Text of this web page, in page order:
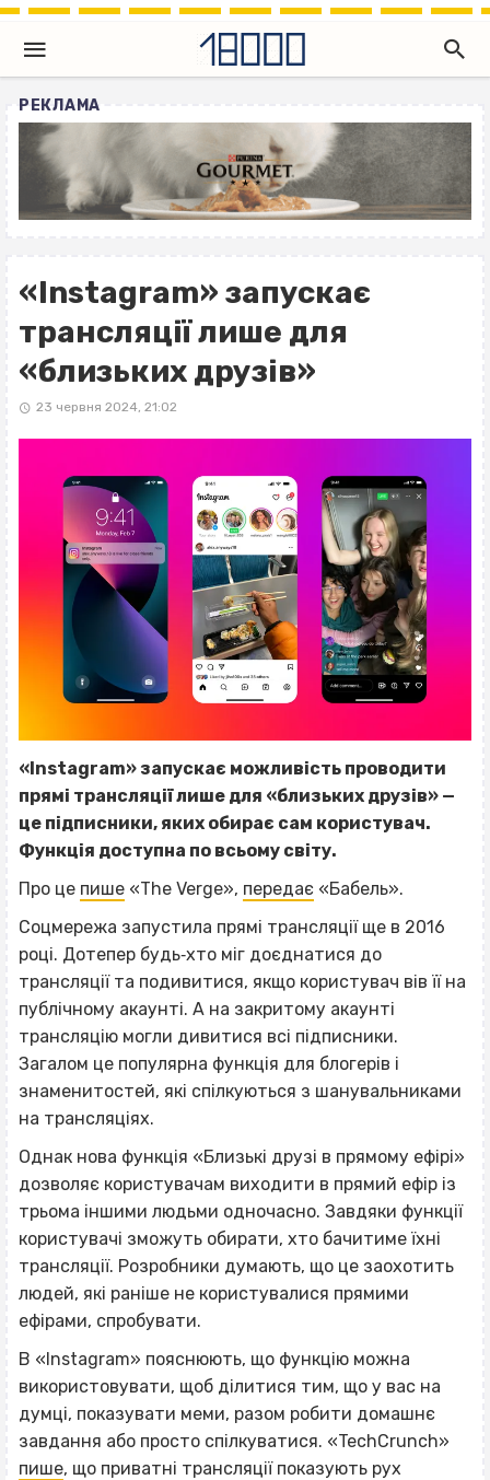
РЕКЛАМА
«Instagram» запускає
трансляції лише для
«близьких друзів»
23 червня 2024, 21:02
«Instagram» запускає можливість проводити
прямі трансляції лише для «близьких друзів» —
це підписники, яких обирає сам користувач.
Функція доступна по всьому світу.
Про це пише «The Verge», передає «Бабель».
Соцмережа запустила прямі трансляції ще в 2016
році. Дотепер будь‐хто міг доєднатися до
трансляції та подивитися, якщо користувач вів її на
публічному акаунті. А на закритому акаунті
трансляцію могли дивитися всі підписники.
Загалом це популярна функція для блогерів і
знаменитостей, які спілкуються з шанувальниками
на трансляціях.
Однак нова функція «Близькі друзі в прямому ефірі»
дозволяє користувачам виходити в прямий ефір із
трьома іншими людьми одночасно. Завдяки функції
користувачі зможуть обирати, хто бачитиме їхні
трансляції. Розробники думають, що це заохотить
людей, які раніше не користувалися прямими
ефірами, спробувати.
В «Instagram» пояснюють, що функцію можна
використовувати, щоб ділитися тим, що у вас на
думці, показувати меми, разом робити домашнє
завдання або просто спілкуватися. «TechCrunch»
пише, що приватні трансляції показують рух